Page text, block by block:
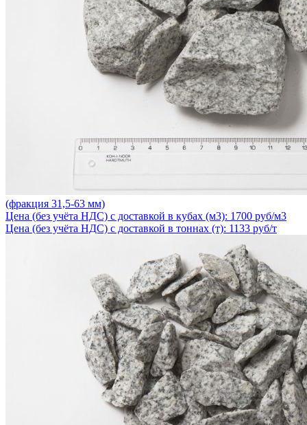
(фракция 31,5-63 мм)
Цена (без учёта НДС) с доставкой в кубах (м3): 1700 руб/м3
Цена (без учёта НДС) с доставкой в тоннах (т): 1133 руб/т